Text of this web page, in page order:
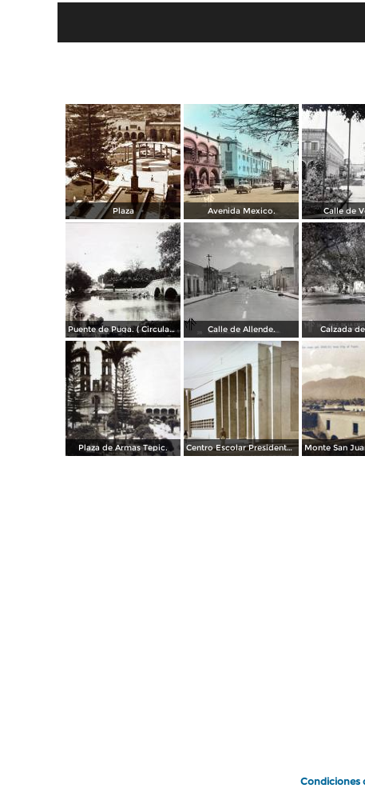
Plaza Avenida Mexico. Calle de
Puente de Puga. ( Circulada el 22 de Mayo de 1920 ). Calle de Allende. Calzada
Plaza de Armas Tepic. Centro Escolar Presidente M Aleman.
Condiciones